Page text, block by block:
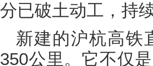
分已破土动工，持
新建的沪杭高铁
350公里。它不仅